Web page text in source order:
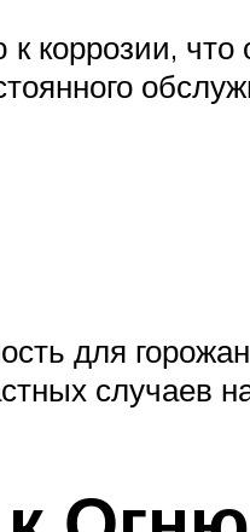
коррозии,
для
случаев